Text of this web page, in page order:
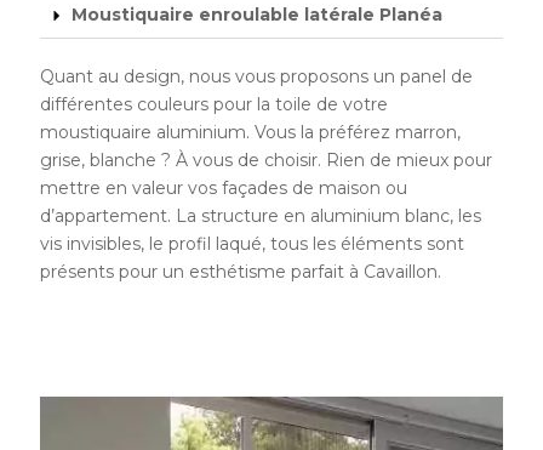
Moustiquaire enroulable latérale Planéa
Quant au design, nous vous proposons un panel de
différentes couleurs pour la toile de votre
moustiquaire aluminium. Vous la préférez marron,
grise, blanche ? À vous de choisir. Rien de mieux pour
mettre en valeur vos façades de maison ou
d’appartement. La structure en aluminium blanc, les
vis invisibles, le profil laqué, tous les éléments sont
présents pour un esthétisme parfait à Cavaillon.